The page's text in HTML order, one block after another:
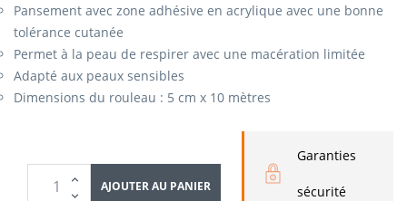
Pansement avec zone adhésive en acrylique avec une bonne
tolérance cutanée
Permet à la peau de respirer avec une macération limitée
Adapté aux peaux sensibles
Dimensions du rouleau : 5 cm x 10 mètres
AJOUTER AU PANIER
Garanties
sécurité